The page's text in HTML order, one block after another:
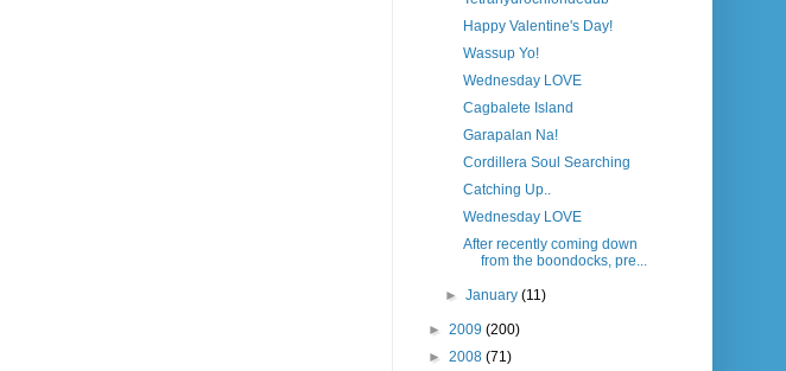
Happy Valentine's Day!
Wassup Yo!
Wednesday LOVE
Cagbalete Island
Garapalan Na!
Cordillera Soul Searching
Catching Up..
Wednesday LOVE
After recently coming down
from the boondocks, pre...
►January(11)
► 2009 (200)
► 2008 (71)